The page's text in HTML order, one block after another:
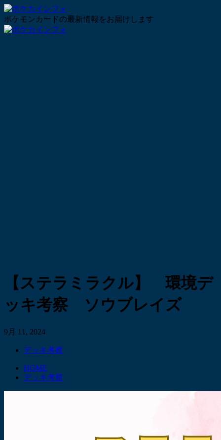
ポケモンカードの最新情報をお届けします
【ステラミラクル】 環境デ
ッキ考察 ソウブレイズ
9月 11, 2024
デッキ考察
HOME
デッキ考察